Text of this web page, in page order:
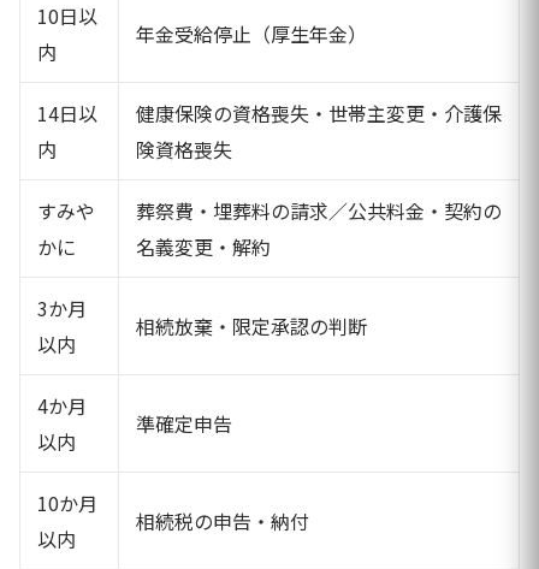
10日以
内
年金受給停止（厚生年金）
14日以
内
健康保険の資格喪失・世帯主変更・介護保
険資格喪失
すみや
かに
葬祭費・埋葬料の請求／公共料金・契約の
名義変更・解約
3か月
以内
相続放棄・限定承認の判断
4か月
以内
準確定申告
10か月
以内
相続税の申告・納付